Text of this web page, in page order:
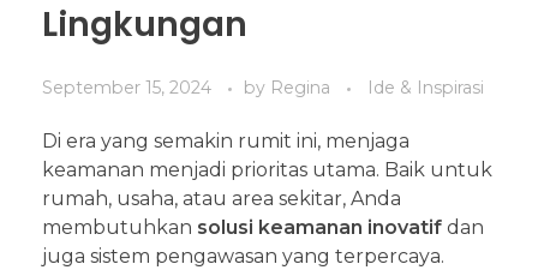
Lingkungan
September 15, 2024 by Regina Ide & Inspirasi
Di era yang semakin rumit ini, menjaga
keamanan menjadi prioritas utama. Baik untuk
rumah, usaha, atau area sekitar, Anda
membutuhkan solusi keamanan inovatif dan
juga sistem pengawasan yang terpercaya.